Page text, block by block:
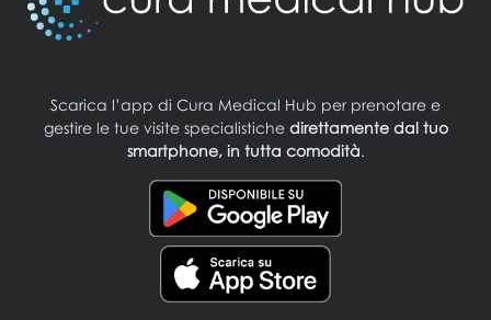
Scarica l’app di Cura Medical Hub per prenotare e
gestire le tue visite specialistiche direttamente dal tuo
smartphone, in tutta comodità.